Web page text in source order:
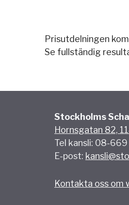
Prisutdelningen
Se fullständig
Stockholms
Hornsgatan 82,
Tel kansli: 08-
E-post:
Kontakta oss om